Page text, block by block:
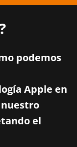
podemos
Apple en
el